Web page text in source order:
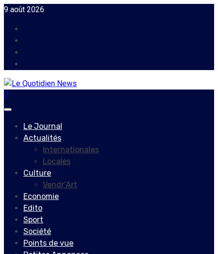
Skip
content
9 août 2026
Primary
Le Journal
Actualités
Internationales
Locales
Culture
Vendr’Art
Economie
Edito
Sport
Société
Points de vue